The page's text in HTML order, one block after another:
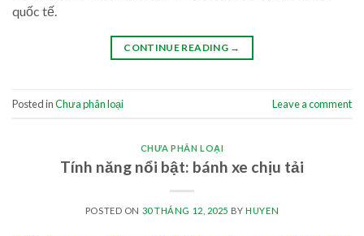
quốc tế.
CONTINUE READING →
Posted inChưa phân loại Leave a comment
CHƯA PHÂN LOẠI
Tính năng nổi bật: bánh xe chịu tải
POSTED ON 30 THÁNG 12, 2025 BYHUYEN